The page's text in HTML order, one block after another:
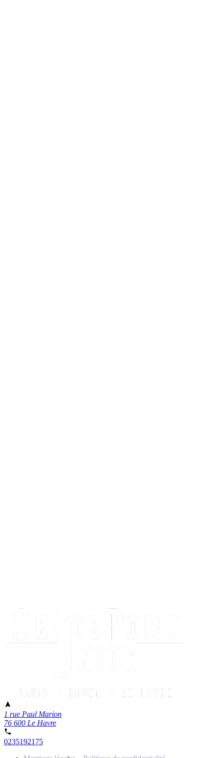
1 rue Paul Marion
76 600 Le Havre
0235192175